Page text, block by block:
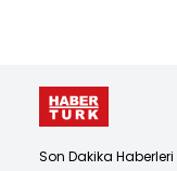
Son Dakika Haberleri